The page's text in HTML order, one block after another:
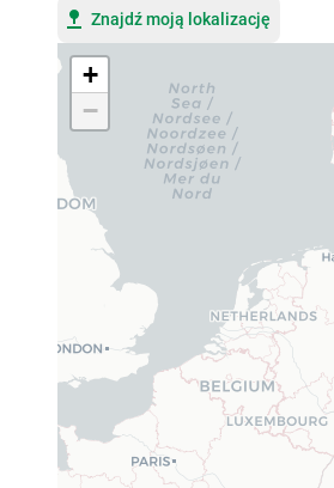
Znajdź moją lokalizację
+
−